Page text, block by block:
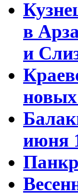
в
и
июня